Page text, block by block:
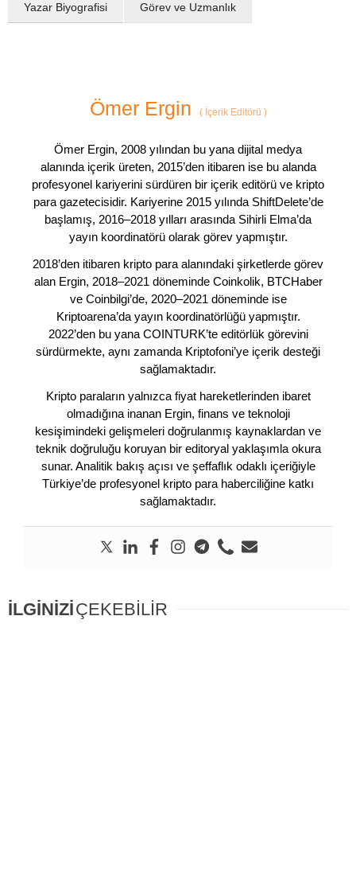
Yazar Biyografisi Görev ve Uzmanlık
Ömer Ergin (İçerik Editörü )
Ömer Ergin, 2008 yılından bu yana dijital medya
alanında içerik üreten, 2015’den itibaren ise bu alanda
profesyonel kariyerini sürdüren bir içerik editörü ve kripto
para gazetecisidir. Kariyerine 2015 yılında ShiftDelete’de
başlamış, 2016–2018 yılları arasında Sihirli Elma’da
yayın koordinatörü olarak görev yapmıştır.
2018’den itibaren kripto para alanındaki şirketlerde görev
alan Ergin, 2018–2021 döneminde Coinkolik, BTCHaber
ve Coinbilgi’de, 2020–2021 döneminde ise
Kriptoarena’da yayın koordinatörlüğü yapmıştır.
2022’den bu yana COINTURK’te editörlük görevini
sürdürmekte, aynı zamanda Kriptofoni’ye içerik desteği
sağlamaktadır.
Kripto paraların yalnızca fiyat hareketlerinden ibaret
olmadığına inanan Ergin, finans ve teknoloji
kesişimindeki gelişmeleri doğrulanmış kaynaklardan ve
teknik doğruluğu koruyan bir editoryal yaklaşımla okura
sunar. Analitik bakış açısı ve şeffaflık odaklı içeriğiyle
Türkiye’de profesyonel kripto para haberciliğine katkı
sağlamaktadır.
İLGİNİZİÇEKEBİLİR